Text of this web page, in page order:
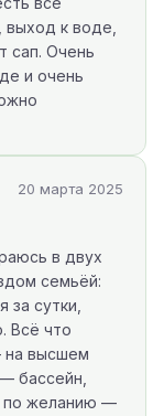
к воде,
сап. Очень
и очень
20 марта 2025
в двух
семьёй:
сутки,
Всё что
на высшем
бассейн,
по желанию —